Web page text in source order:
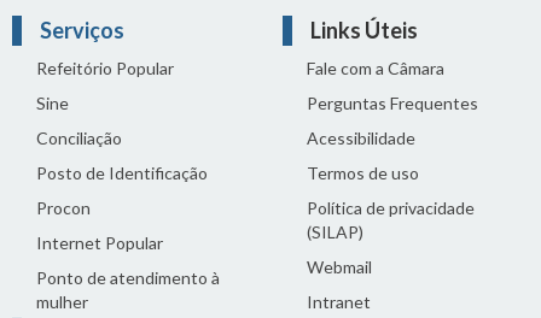
Serviços
Refeitório Popular
Sine
Conciliação
Posto de Identificação
Procon
Internet Popular
Ponto de atendimento à
mulher
Links Úteis
Fale com a Câmara
Perguntas Frequentes
Acessibilidade
Termos de uso
Política de privacidade
(SILAP)
Webmail
Intranet